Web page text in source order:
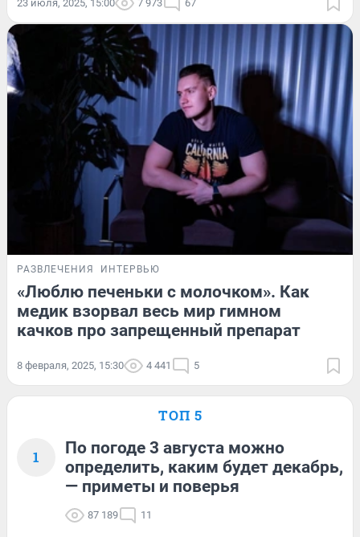
23 июля, 2025, 15:00 7 973 67
РАЗВЛЕЧЕНИЯ ИНТЕРВЬЮ
«Люблю печеньки с молочком». Как
медик взорвал весь мир гимном
качков про запрещенный препарат
8 февраля, 2025, 15:30 4 441 5
ТОП 5
1
По погоде 3 августа можно
определить, каким будет декабрь,
— приметы и поверья
87 189 11